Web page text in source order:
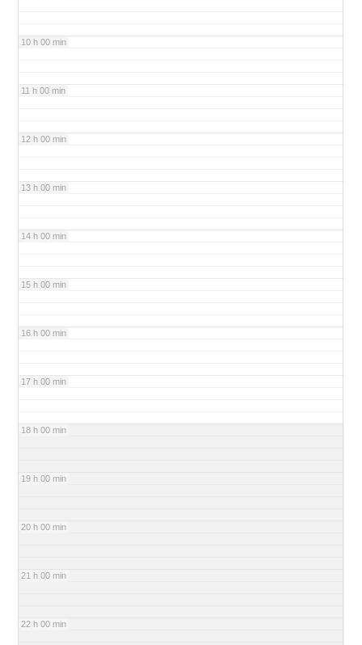
10 h 00 min
11 h 00 min
12 h 00 min
13 h 00 min
14 h 00 min
15 h 00 min
16 h 00 min
17 h 00 min
18 h 00 min
19 h 00 min
20 h 00 min
21 h 00 min
22 h 00 min